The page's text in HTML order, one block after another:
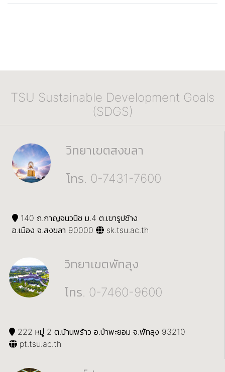
TSU Sustainable Development Goals
(SDGS)
วิทยาเขตสงขลา
โทร. 0-7431-7600
140 ถ.กาญจนวนิช ม.4 ต.เขารูปช้าง
อ.เมือง จ.สงขลา 90000
sk.tsu.ac.th
วิทยาเขตพัทลุง
โทร. 0-7460-9600
222 หมู่ 2 ต.บ้านพร้าว อ.ป่าพะยอม จ.พัทลุง 93210
pt.tsu.ac.th